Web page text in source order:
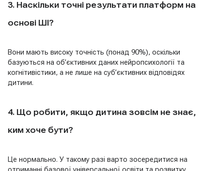
3. Наскільки точні результати платформ на
основі ШІ?
Вони мають високу точність (понад 90%), оскільки
базуються на об’єктивних даних нейропсихології та
когнітивістики, а не лише на суб’єктивних відповідях
дитини.
4. Що робити, якщо дитина зовсім не знає,
ким хоче бути?
Це нормально. У такому разі варто зосередитися на